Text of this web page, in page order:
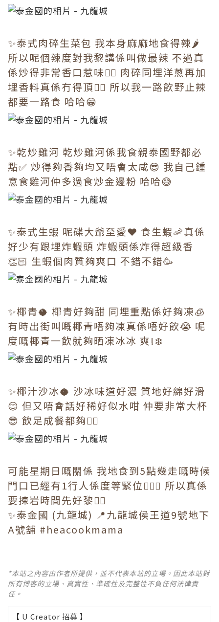
✨泰式肉碎生菜包 我本身麻麻地食得辣🌶
所以呢個辣度對我黎講係叫做最辣 不過真
係炒得非常香口惹味👍🏻 肉碎同埋洋蔥再加
埋香料真係冇得頂✌🏻 所以我一路飲野止辣
都要一路食 哈哈😁
✨乾炒雞河 乾炒雞河係我食親泰國野都必
點✅ 炒得夠香夠均又唔會太咸😎 我自己鍾
意食雞河仲多過食炒金邊粉 哈哈😅
✨泰式生蝦 呢碟大爺至愛❤️ 食生蝦🦐真係
好少有跟埋炸蝦頭 炸蝦頭係炸得超級香
👏🏻 生蝦個肉質夠爽口 不錯不錯🥳
✨椰青🥥 椰青好夠甜 同埋重點係好夠凍🧊
有時出街叫嘅椰青唔夠凍真係唔好飲😭 呢
度嘅椰青一飲就夠晒凍冰冰 爽!❄️
✨椰汁沙冰🥥 沙冰味道好濃 質地好綿好滑
😊 但又唔會話好稀好似水咁 仲要非常大杯
😎 飲足成餐都夠✌🏻
可能星期日嘅關係 我地食到5點幾走嘅時候
門口已經有1行人係度等緊位🤦🏻‍♀️ 所以真係
要揀岩時間先好黎👌🏻
✨泰金國 (九龍城) 📍九龍城侯王道9號地下
A號舖 #heacookmama
*本站之內容由作者所提供，並不代表本站的立場。因此本站對
所有博客的立場、真實性、準確性及完整性不負任何法律責
任。
【 U Creator 招募 】